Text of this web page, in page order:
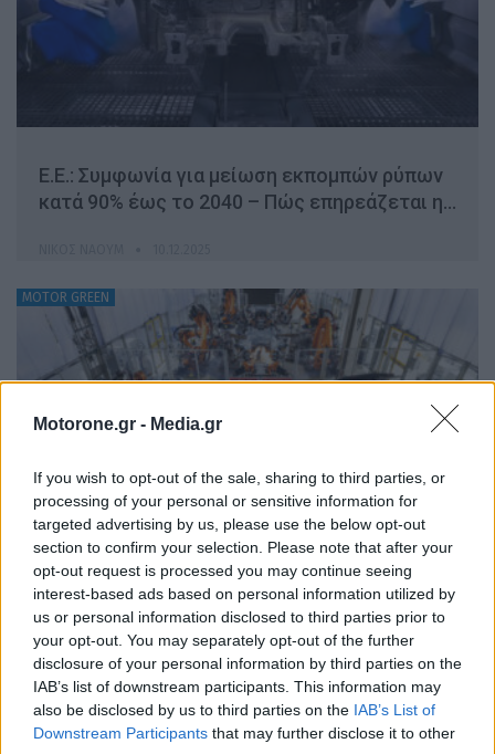
Motorone.gr - Media.gr
If you wish to opt-out of the sale, sharing to third parties, or
processing of your personal or sensitive information for
targeted advertising by us, please use the below opt-out
section to confirm your selection. Please note that after your
opt-out request is processed you may continue seeing
interest-based ads based on personal information utilized by
us or personal information disclosed to third parties prior to
your opt-out. You may separately opt-out of the further
disclosure of your personal information by third parties on the
IAB’s list of downstream participants. This information may
also be disclosed by us to third parties on the IAB’s List of
Downstream Participants that may further disclose it to other
E.E.: Συμφωνία για μείωση εκπομπών ρύπων
κατά 90% έως το 2040 – Πώς επηρεάζεται η…
MOTOR GREEN
Ε.Ε.: Αίρει την απαγόρευση για τους κινητήρες
εσωτερικής καύσης, συνεχίζεται η παραγωγή
και μετά το…
ΝΊΚΟΣ ΝΑΟΎΜ 3.12.2025